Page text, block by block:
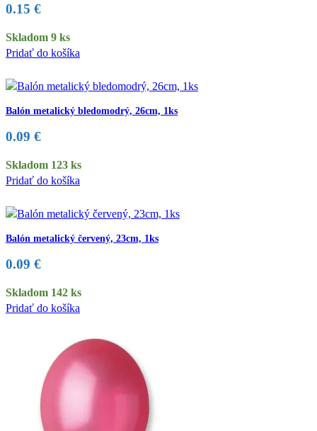
0.15 €
Skladom 9 ks
Pridať do košíka
Balón metalický bledomodrý, 26cm, 1ks
0.09 €
Skladom 123 ks
Pridať do košíka
Balón metalický červený, 23cm, 1ks
0.09 €
Skladom 142 ks
Pridať do košíka